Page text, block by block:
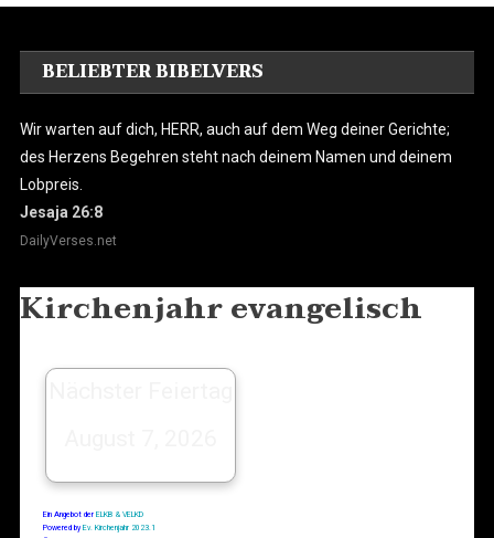
BELIEBTER BIBELVERS
Wir warten auf dich, HERR, auch auf dem Weg deiner Gerichte;
des Herzens Begehren steht nach deinem Namen und deinem
Lobpreis.
Jesaja 26:8
DailyVerses.net
Kirchenjahr evangelisch
Ein Angebot der ELKB & VELKD
Powered by Ev. Kirchenjahr 2023.1